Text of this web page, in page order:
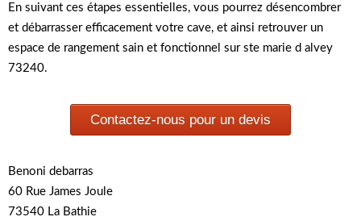
En suivant ces étapes essentielles, vous pourrez désencombrer
et débarrasser efficacement votre cave, et ainsi retrouver un
espace de rangement sain et fonctionnel sur ste marie d alvey
73240.
Contactez-nous pour un devis
Benoni debarras
60 Rue James Joule
73540 La Bathie